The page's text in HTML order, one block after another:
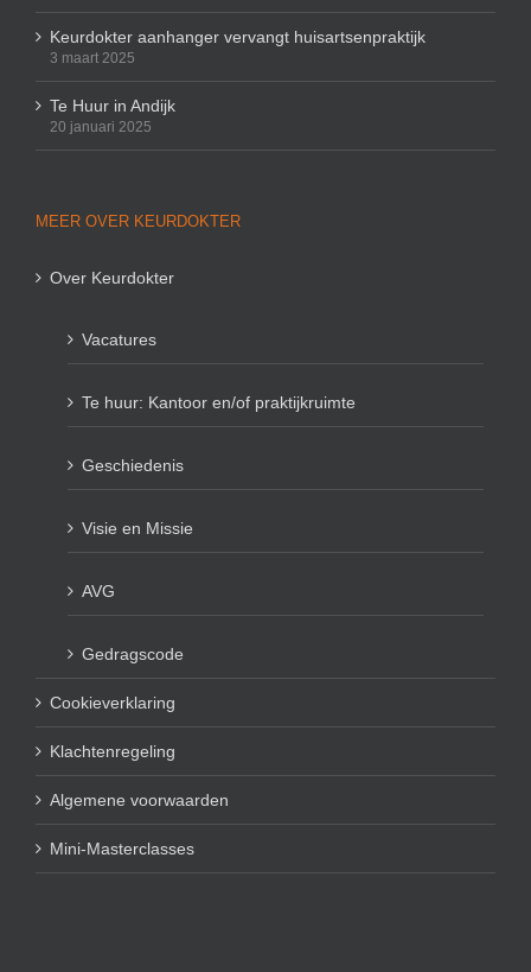
Keurdokter aanhanger vervangt huisartsenpraktijk
3 maart 2025
Te Huur in Andijk
20 januari 2025
MEER OVER KEURDOKTER
Over Keurdokter
Vacatures
Te huur: Kantoor en/of praktijkruimte
Geschiedenis
Visie en Missie
AVG
Gedragscode
Cookieverklaring
Klachtenregeling
Algemene voorwaarden
Mini-Masterclasses